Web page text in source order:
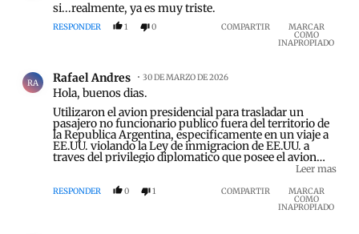
si...realmente, ya es muy triste.
RESPONDER 1 0 COMPARTIR MARCAR
COMO
INAPROPIADO
RA Rafael Andres 30 DE MARZO DE 2026
Hola, buenos dias.
Utilizaron el avion presidencial para trasladar un
pasajero no funcionario publico fuera del territorio de
la Republica Argentina, especificamente en un viaje a
EE.UU. violando la Ley de inmigracion de EE.UU. a
traves del privilegio diplomatico que posee el avion
presidencial. Podemos decir que viola el espacio aereo
pasajero no funcionario publico en la aeronave
Leer mas
RESPONDER 0 1 COMPARTIR MARCAR
COMO
INAPROPIADO